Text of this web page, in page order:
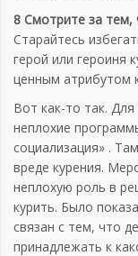
8 Смотрите за тем,
Старайтесь
герой или героиня
ценным атрибутом
Вот как-то так.
неплохие
социализация» .
вреде курения.
неплохую роль в
курить. Было
связан с тем, что
принадлежать к